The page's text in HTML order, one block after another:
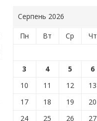
Серпень 2026
Пн Вт Ср Чт
3
4 5 6
10
11 12 13
17
18 19 20
24
25 26 27